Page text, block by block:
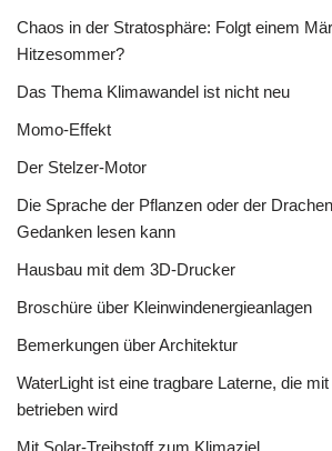
Chaos in der Stratosphäre: Folgt einem
Hitzesommer?
Das Thema Klimawandel ist nicht neu
Momo-Effekt
Der Stelzer-Motor
Die Sprache der Pflanzen oder der
Gedanken lesen kann
Hausbau mit dem 3D-Drucker
Broschüre über Kleinwindenergieanlagen
Bemerkungen über Architektur
WaterLight ist eine tragbare Laterne, die
betrieben wird
Mit Solar-Treibstoff zum Klimaziel